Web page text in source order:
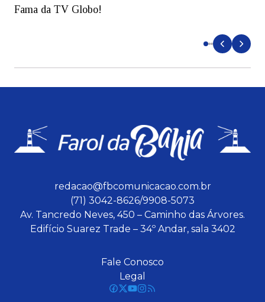
Fama da TV Globo!
redacao@fbcomunicacao.com.br
(71) 3042-8626/9908-5073
Av. Tancredo Neves, 450 – Caminho das Árvores.
Edifício Suarez Trade – 34º Andar, sala 3402
Fale Conosco
Legal